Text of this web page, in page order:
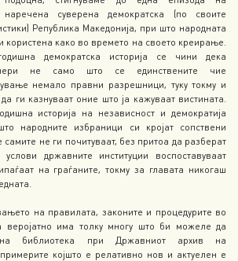
наречена суверена демократска (по своите
Република Македонија, при што народната
користена како во времето на своето креирање.
демократска историја се чини дека
не само што се единствените чие
немало правни разрешници, туку токму и
ги казнуваат оние што ја кажуваат вистината.
историја на независност и демократија
народните избраници си кројат сопствени
не ги почитуваат, без притоа да разберат
државните институции воспоставуваат
на граѓаните, токму за главата никогаш
на правилата, законите и процедурите во
веројатно има толку многу што би можеле да
библиотека при Државниот архив на
којшто е релативно нов и актуелен е